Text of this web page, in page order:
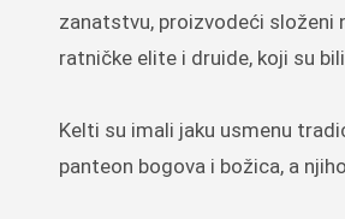
zanatstvu, proizvodeći složeni
ratničke elite i druide, koji su
Kelti su imali jaku usmenu
panteon bogova i božica, a